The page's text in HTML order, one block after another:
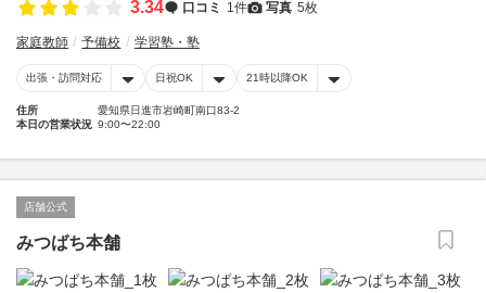
3.34 口コミ 1件 写真 5枚
家庭教師 予備校 学習塾・塾
出張・訪問対応 日祝OK 21時以降OK
住所
愛知県日進市岩崎町南口83-2
本日の営業状況 9:00〜22:00
店舗公式
みつばち本舗